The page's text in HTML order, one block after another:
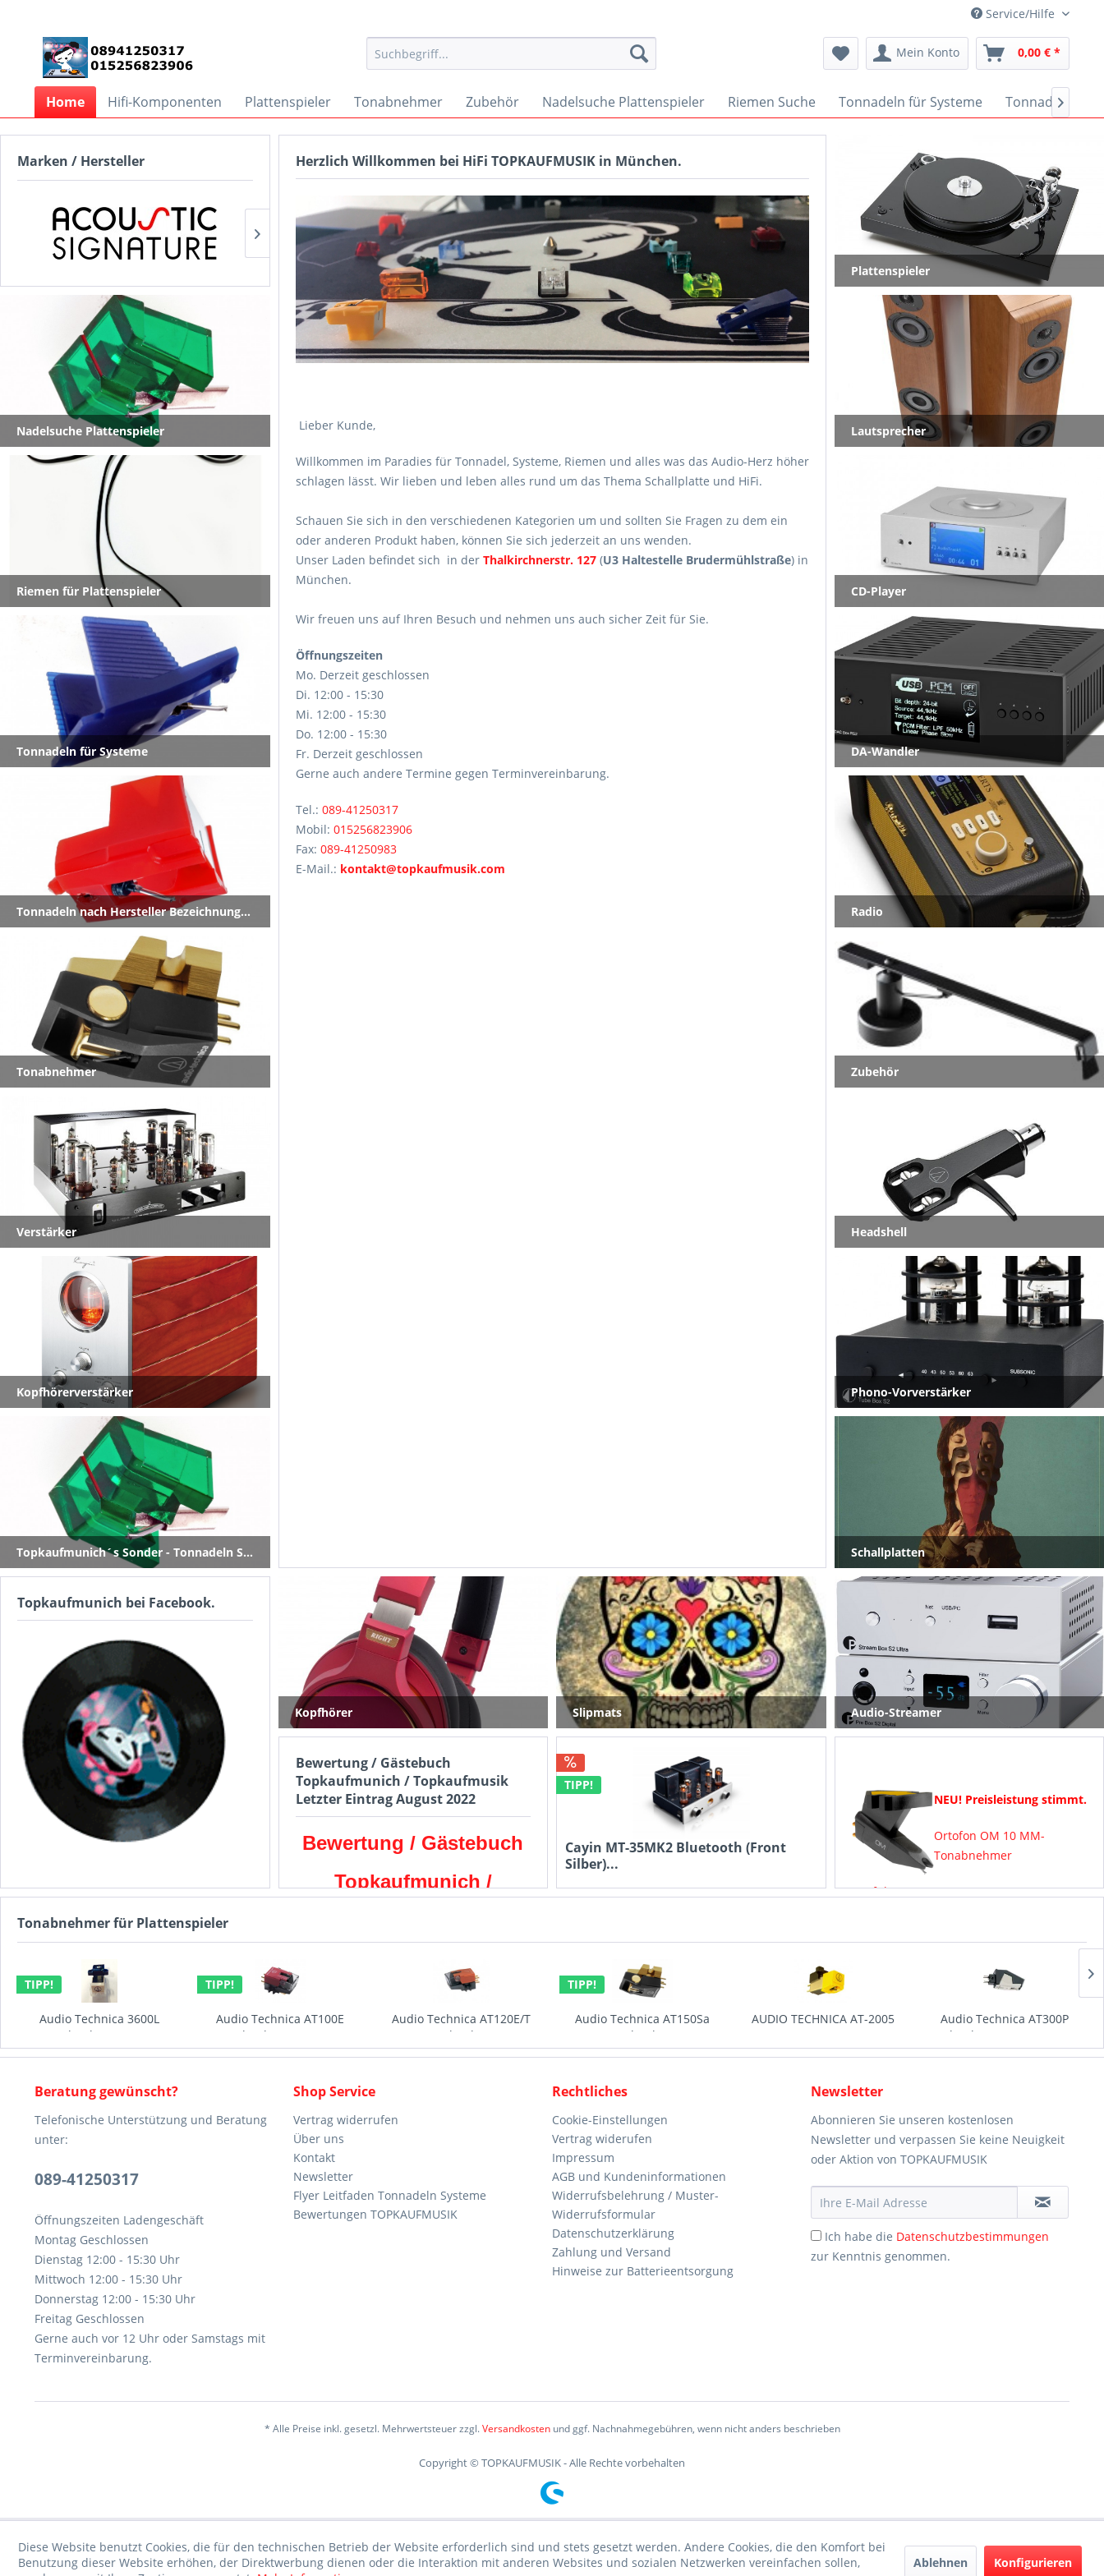
Service/Hilfe
Mein Konto 0,00 € *
Home Hifi-Komponenten Plattenspieler Tonabnehmer Zubehör Nadelsuche Plattenspieler Riemen Suche Tonnadeln für Systeme Tonnadeln

Marken / Hersteller
Schallplatten
Topkaufmunich´s Sonder - Tonnadeln Schellack, Hyperelliptisch und Shibata
Bewertung / Gästebuch
Topkaufmunich / Topkaufmusik
Letzter Eintrag August 2022
Bewertung / Gästebuch
Topkaufmunich /
Topkaufmusik
Letzter Eintrag August 2022
TIPP!
Cayin MT-35MK2 Bluetooth (Front
Silber)...
1.579,00 € *
Audio-Streamer
Herzlich Willkommen bei HiFi TOPKAUFMUSIK in München.
Lieber Kunde,
Willkommen im Paradies für Tonnadel, Systeme, Riemen und alles was das Audio-Herz höher
schlagen lässt. Wir lieben und leben alles rund um das Thema Schallplatte und HiFi.
Schauen Sie sich in den verschiedenen Kategorien um und sollten Sie Fragen zu dem ein
oder anderen Produkt haben, können Sie sich jederzeit an uns wenden.
Unser Laden befindet sich in der Thalkirchnerstr. 127(U3 Haltestelle Brudermühlstraße) in
München.
Wir freuen uns auf Ihren Besuch und nehmen uns auch sicher Zeit für Sie.
Öffnungszeiten
Mo. Derzeit geschlossen
Di. 12:00 - 15:30
Mi. 12:00 - 15:30
Do. 12:00 - 15:30
Fr. Derzeit geschlossen
Gerne auch andere Termine gegen Terminvereinbarung.
Tel.: 089-41250317
Mobil: 015256823906
Fax: 089-41250983
E-Mail.: kontakt@topkaufmusik.com
Topkaufmunich bei Facebook.
Nadelsuche Plattenspieler
Tonnadeln für Systeme
NEU! Preisleistung stimmt.
Ortofon OM 10 MM-
Tonabnehmer
Ausführung: TOPKAUFMUNICH
Material: Diamant, nackt
Empf. Auflagekraft: 1,25g - 1,75g
Riemen für Plattenspieler
Tonnadeln nach Hersteller Bezeichnung (Marke)
Slipmats
Tonabnehmer
Plattenspieler
Headshell
Zubehör
Kopfhörer
Kopfhörerverstärker
Verstärker
Lautsprecher
Phono-Vorverstärker
Radio
DA-Wandler
CD-Player
Tonabnehmer für Plattenspieler
TIPP!
Audio Technica AT100E
Tonabnehmer MM type
Audio Technica AT120E/T
Tonabnehmer
Audio Technica AT150Sa
Tonabnehmer
AUDIO TECHNICA AT-2005
MAGNETSYSTEM
Audio Technica AT300P
Audio Technica AT311EP
Tonabnehmer System P & U...
Beratung gewünscht?
Telefonische Unterstützung und Beratung
unter:
089-41250317
Öffnungszeiten Ladengeschäft
Montag Geschlossen
Dienstag 12:00 - 15:30 Uhr
Mittwoch 12:00 - 15:30 Uhr
Donnerstag 12:00 - 15:30 Uhr
Freitag Geschlossen
Gerne auch vor 12 Uhr oder Samstags mit
Terminvereinbarung.
Shop Service
Vertrag widerrufen
Über uns
Kontakt
Newsletter
Flyer Leitfaden Tonnadeln Systeme
Bewertungen TOPKAUFMUSIK
Rechtliches
Cookie-Einstellungen
Vertrag widerufen
Impressum
AGB und Kundeninformationen
Widerrufsbelehrung / Muster-
Widerrufsformular
Datenschutzerklärung
Zahlung und Versand
Hinweise zur Batterieentsorgung
Newsletter
Abonnieren Sie unseren kostenlosen
Newsletter und verpassen Sie keine Neuigkeit
oder Aktion von TOPKAUFMUSIK
Ich habe die Datenschutzbestimmungen
zur Kenntnis genommen.
* Alle Preise inkl. gesetzl. Mehrwertsteuer zzgl.Versandkostenund ggf. Nachnahmegebühren, wenn nicht anders beschrieben
Copyright © TOPKAUFMUSIK - Alle Rechte vorbehalten
Diese Website benutzt Cookies, die für den technischen Betrieb der Website erforderlich sind und stets gesetzt werden. Andere Cookies, die den Komfort bei
Benutzung dieser Website erhöhen, der Direktwerbung dienen oder die Interaktion mit anderen Websites und sozialen Netzwerken vereinfachen sollen,
Ablehnen Konfigurieren